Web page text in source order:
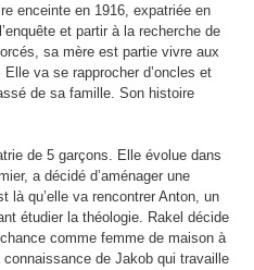
enceinte en 1916, expatriée en
et partir à la recherche de
sa mère est partie vivre aux
va se rapprocher d’oncles et
de sa famille. Son histoire
de 5 garçons. Elle évolue dans
a décidé d’aménager une
là qu’elle va rencontrer Anton, un
étudier la théologie. Rakel décide
comme femme de maison à
de Jakob qui travaille